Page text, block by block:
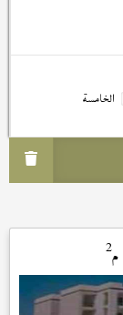
الخامسة
2